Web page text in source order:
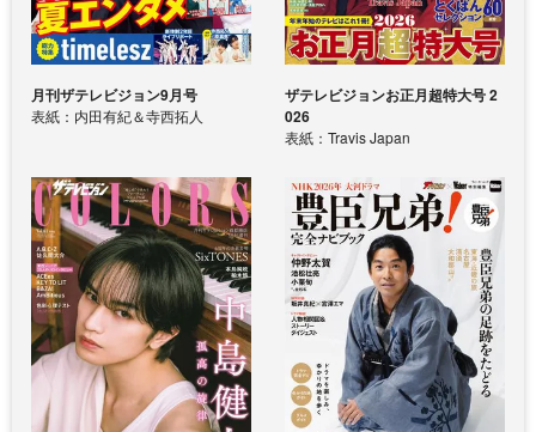
月刊ザテレビジョン9月号
表紙：内田有紀＆寺西拓人
ザテレビジョンお正月超特大号 2
026
表紙：Travis Japan